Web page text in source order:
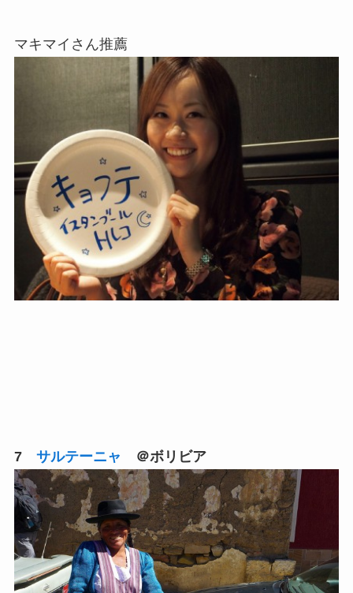
マキマイさん推薦
7 サルテーニャ ＠ボリビア